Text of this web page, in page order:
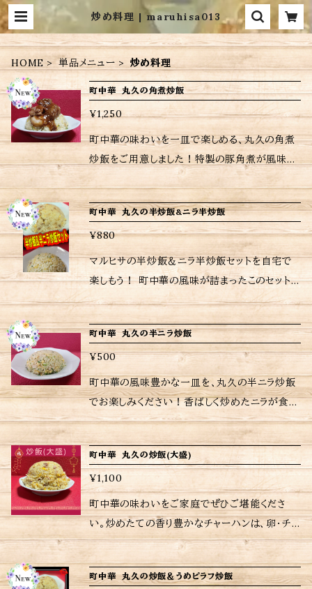
炒め料理 | maruhisa013
HOME 単品メニュー 炒め料理
町中華 丸久の角煮炒飯
¥1,250
町中華の味わいを一皿で楽しめる、丸久の角煮
炒飯をご用意しました！特製の豚角煮が風味と
食感を引き立て、一口食べるごとに満足感が広
がります。コクのある角煮と香ばしい炒飯が絶妙
に組み合わさり、まるで町中華の名店で食べる
かのような体験をお届けします。 冷凍のままフラ
イパンや電子レンジ、湯煎で簡単に調理できるの
で、忙しい毎日でも手軽に美味しい角煮炒飯を
楽しむことができるのが嬉しいですね。 <内容量
> 角煮炒飯 610g <ご購入されたお客さまへ>
励みにもなりますし、今後の購入判断にもなりま
すので是非ともレビューお願いいたします。 当店
は、注文を受けてから調理しているため、日時指
定がなければ注文受付日から10〜日後の配送
となりますが、予めご了承ください。 ※当店に使
われているパック等は耐熱用ではないので、温
めの際は別皿に移して加熱してください。 ※当
店おすすめの焼き方、温め方は商品に同包致し
ます。 ※保存方法、食材アレルギーなどの詳細は
ラベルをご確認ください。 ※ご購入いただいた
商品の重量に応じて送料が異なりますので注意
してください。
町中華 丸久の半炒飯&ニラ半炒飯
¥880
マルヒサの半炒飯＆ニラ半炒飯セットを自宅で
楽しもう！ 町中華の風味が詰まったこのセット
は、半炒飯とニラ半炒飯が一緒に楽しめる贅沢
な一品です。シンプルな具材ながらも、炒めたて
の香ばしさが際立つ半炒飯と、ニラの豊かな風味
がアクセントのニラ半炒飯。一口でその美味しさ
が広がり、食欲をそそります。まるで町中華の名
店で食事をしているかのような感覚を味わって
いただけるでしょう。 冷凍状態からフライパンま
たは電子レンジで手軽に調理可能です！ <内容
量> 半炒飯180g×1、ニラ半炒飯180g×1 <ご購
入されたお客さまへ> 励みにもなりますし、今後
の購入判断にもなりますのでぜひともレビューお
願いいたします。 当店では、注文を受けてから
調理しているため、日時指定がない場合は注文
受付日から6〜7日後の配送となりますが、予め
ご了承ください。 ※当店に使用されているパッ
町中華 丸久の半ニラ炒飯
¥500
町中華の風味豊かな一皿を、丸久の半ニラ炒飯
でお楽しみください！香ばしく炒めたニラが食欲
をそそり、卵としっかりと絡まったご飯が絶妙な
ハーモニーを奏でます。一口食べるだけで、懐か
しい町中華の味わいを思い出し、心もお腹も満
たされることでしょう。お店で食べるような本格的
な美味しさを、ご家庭の食卓にお届けします。 冷
凍のままフライパンや電子レンジで簡単に調理で
きるので、忙しい日常の中でも手軽に美味しい半
ニラ炒飯を楽しむことができるのが嬉しいです
ね。 <内容量> 半ニラ炒飯 180g <ご購入された
町中華 丸久の炒飯(大盛)
¥1,100
町中華の味わいをご家庭でぜひご堪能くださ
い。炒めたての香り豊かなチャーハンは、卵・チャ
ーシュー・玉ねぎの至ってシンプルな具材。一口
食べるだけで心もお腹も満たされます。お店にい
るかのような至福のひとときをお楽しみいただけ
町中華 丸久の炒飯＆うめピラフ炒飯